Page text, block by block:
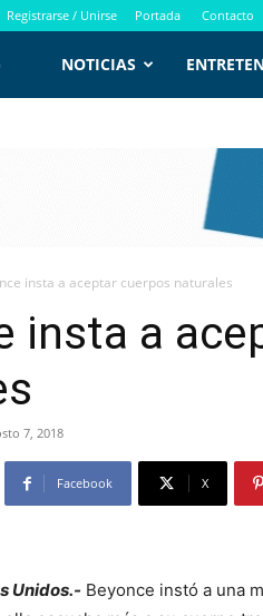
Registrarse / Unirse Portada Contacto
PontealdiaRD.com
NOTICIAS
insta a aceptar cuerpos naturales
insta a
7, 2018
Facebook X
Unidos.- Beyonce instó a una